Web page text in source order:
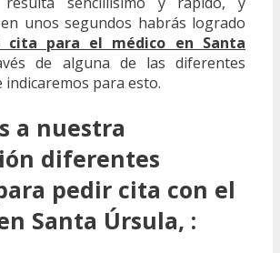
unos segundos habrás logrado
cita para el médico en Santa
de alguna de las diferentes
para esto.
a nuestra
diferentes
pedir cita con el
Santa Úrsula, :